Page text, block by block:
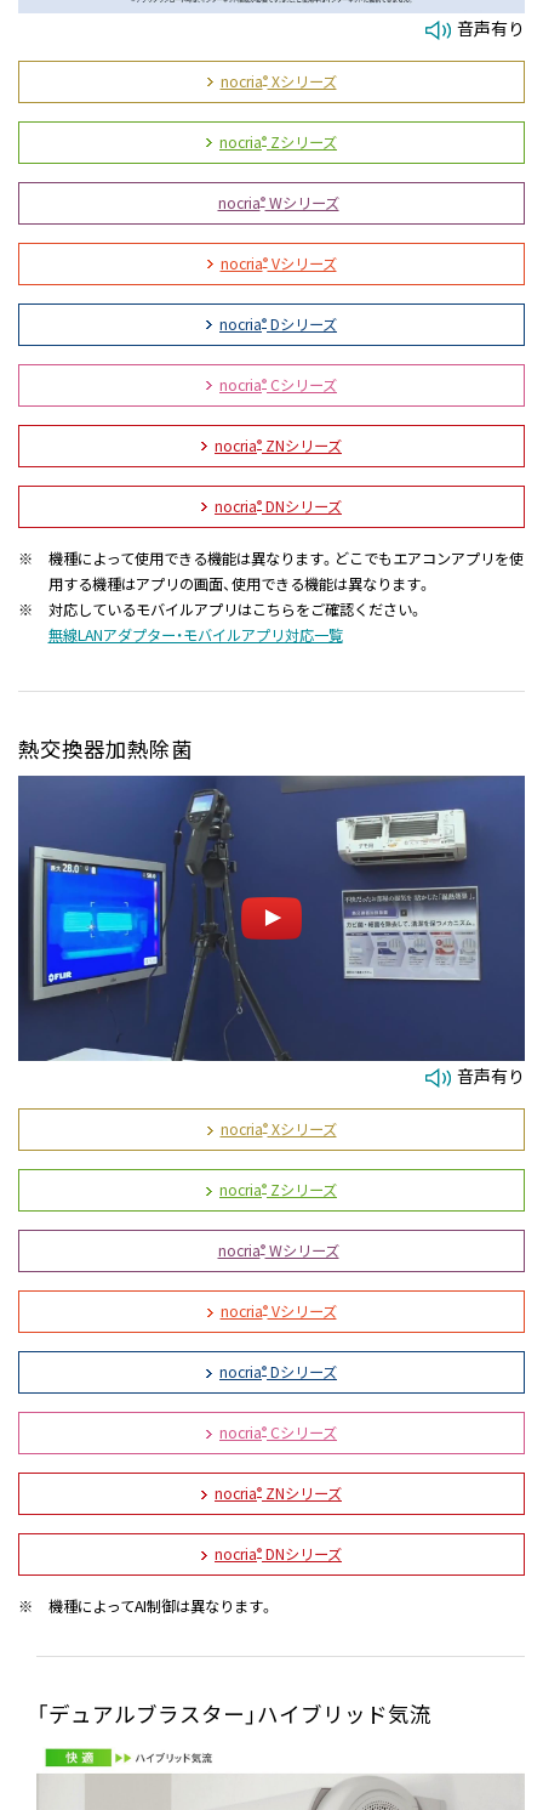
音声有り
nocria®Xシリーズ
nocria® Zシリーズ
nocria®Wシリーズ
nocria®Vシリーズ
nocria® Dシリーズ
nocria® Cシリーズ
nocria® ZNシリーズ
nocria® DNシリーズ
※
機種によって使用できる機能は異なります。どこでもエアコンアプリを使
用する機種はアプリの画面、使用できる機能は異なります。
※
対応しているモバイルアプリはこちらをご確認ください。
無線LANアダプター・モバイルアプリ対応一覧
熱交換器加熱除菌
音声有り
nocria®Xシリーズ
nocria® Zシリーズ
nocria®Wシリーズ
nocria®Vシリーズ
nocria® Dシリーズ
nocria® Cシリーズ
nocria® ZNシリーズ
nocria® DNシリーズ
※ 機種によってAI制御は異なります。
「デュアルブラスター」ハイブリッド気流